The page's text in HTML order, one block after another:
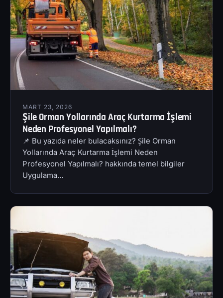
MART 23, 2026
Şile Orman Yollarında Araç Kurtarma İşlemi
Neden Profesyonel Yapılmalı?
📌 Bu yazıda neler bulacaksınız? Şile Orman
Yollarında Araç Kurtarma İşlemi Neden
Profesyonel Yapılmalı? hakkında temel bilgiler
Uygulama…